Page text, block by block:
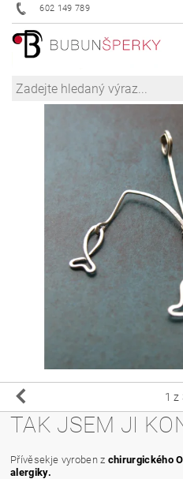
602 149 789
1 z
TAK JSEM JI
Přívěsekje vyroben z chirurgického
alergiky.